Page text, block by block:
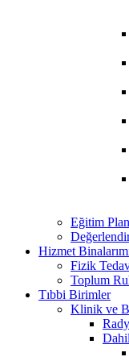
Eğitim
Hizmet
Fizik
Toplum
Tıbbi Birimler
Klinik ve